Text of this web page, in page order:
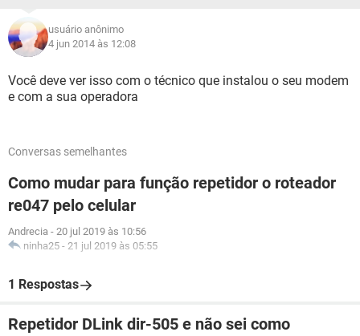
usuário anônimo
4 jun 2014 às 12:08
Você deve ver isso com o técnico que instalou o seu modem
e com a sua operadora
Conversas semelhantes
Como mudar para função repetidor o roteador
re047 pelo celular
Andrecia - 20 jul 2019 às 10:56
ninha25 - 21 jul 2019 às 05:55
1 Respostas
Repetidor DLink dir-505 e não sei como